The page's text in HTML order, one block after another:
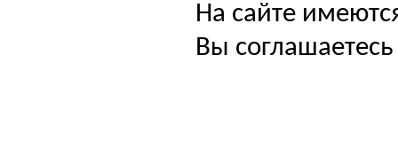
На сайте
Вы